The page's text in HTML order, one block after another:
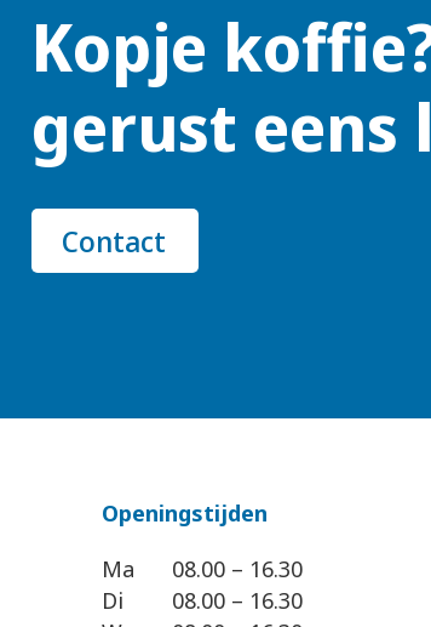
Kopje
gerust eens
Contact
Openingstijden
Ma
Di
08.00 – 16.30
08.00 – 16.30